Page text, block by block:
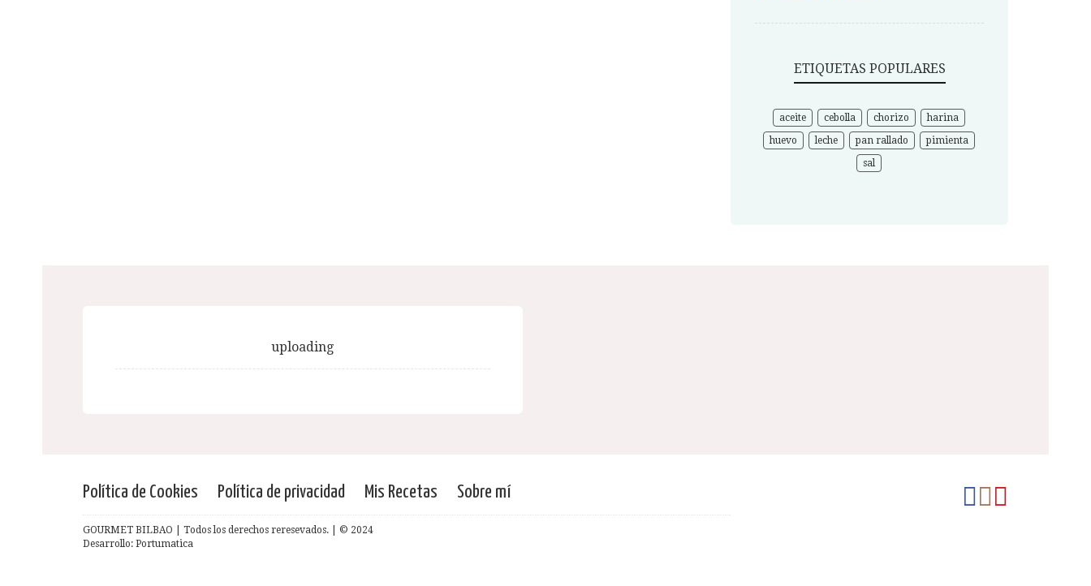
ETIQUETAS POPULARES
aceite cebolla chorizo
harina
huevo
leche pan rallado
pimienta
sal
uploading
Política de Cookies Política de privacidad Mis Recetas Sobre mí
GOURMET BILBAO | Todos los derechos reresevados. | © 2024
Desarrollo: Portumatica